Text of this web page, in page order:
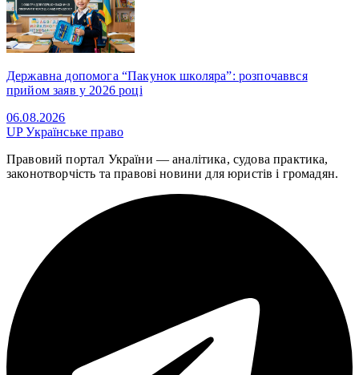
Державна допомога “Пакунок школяра”: розпочаввся
прийом заяв у 2026 році
06.08.2026
UPУкраїнське право
Правовий портал України — аналітика, судова практика,
законотворчість та правові новини для юристів і громадян.